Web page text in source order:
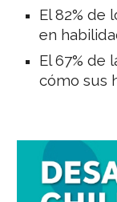
El 82% de
en
El 67% de
cómo sus